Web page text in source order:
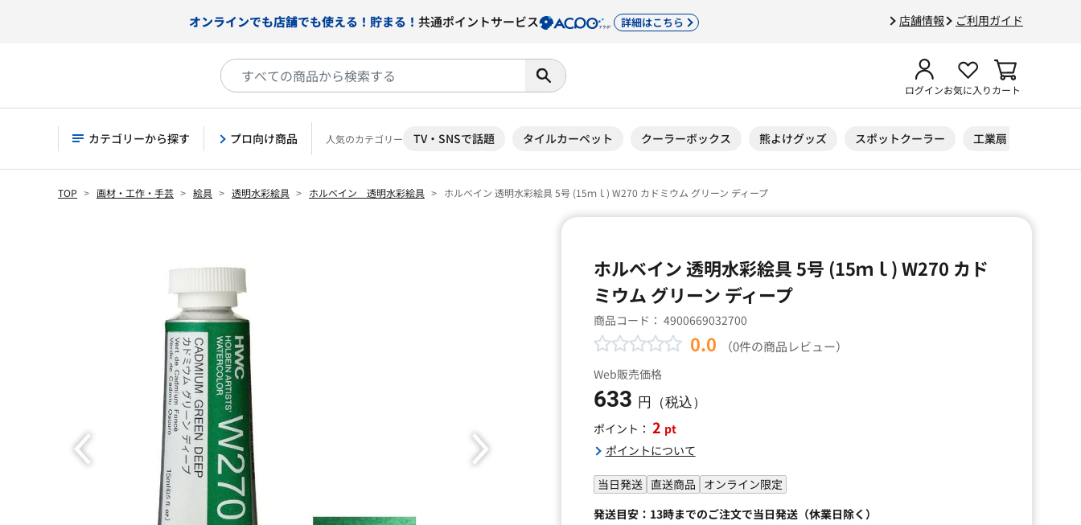
店舗情報 ご利用ガイド
オンラインでも店舗でも使える！貯まる！ 共通ポイントサービス 詳細はこちら
ログインお気に入りカート
カテゴリーから探す プロ向け商品 人気のカテゴリー TV・SNSで話題 タイルカーペット クーラーボックス 熊よけグッズ スポットクーラー 工業扇
TOP 画材・工作・手芸 絵具 透明水彩絵具 ホルベイン 透明水彩絵具 ホルベイン 透明水彩絵具 5号 (15ｍｌ) W270 カドミウム グリーン ディープ
ホルベイン 透明水彩絵具 5号 (15ｍｌ) W270 カド
ミウム グリーン ディープ
商品コード： 4900669032700
0.0 （0件の商品レビュー）
Web販売価格
633 円（税込）
ポイント： 2 pt
ポイントについて
当日発送 直送商品 オンライン限定
発送目安：13時までのご注文で当日発送（休業日除く）